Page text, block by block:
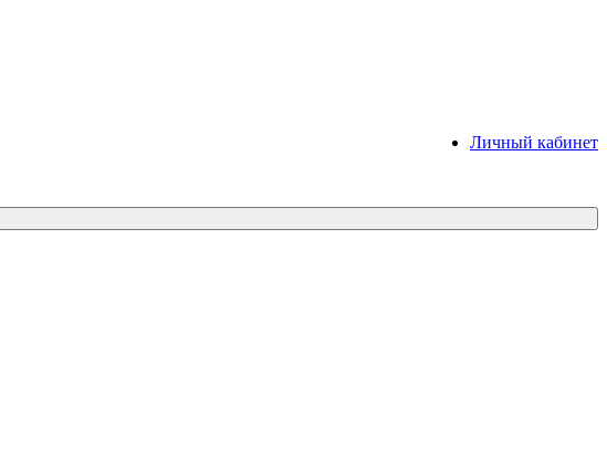
Личный кабинет